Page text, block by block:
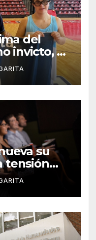
del
invicto, el
la jugada
su
tensión
y el